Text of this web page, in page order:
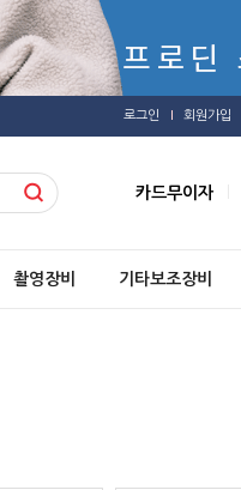
로그인 회원가입
카드무이자
촬영장비 기타보조장비